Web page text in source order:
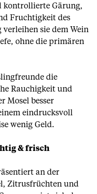
kontrollierte Gärung,
Fruchtigkeit des
sie dem Wein
ohne die primären
die
Rauchigkeit und
Mosel besser
eindrucksvoll
wenig Geld.
& frisch
an der
Zitrusfrüchten und